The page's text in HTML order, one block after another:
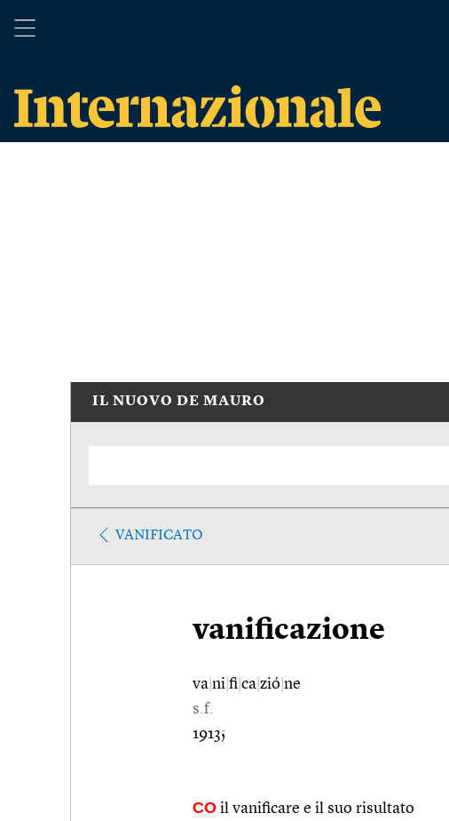
IL NUOVO DE MAURO
VANIFICATO
vanificazione
va ni fi ca zió ne
s.f.
1913;
CO il vanificare e il suo risultato